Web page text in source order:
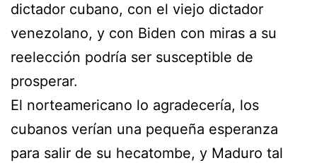
dictador cubano, con el viejo dictador
venezolano, y con Biden con miras a su
reelección podría ser susceptible de
prosperar.
El norteamericano lo agradecería, los
cubanos verían una pequeña esperanza
para salir de su hecatombe, y Maduro tal